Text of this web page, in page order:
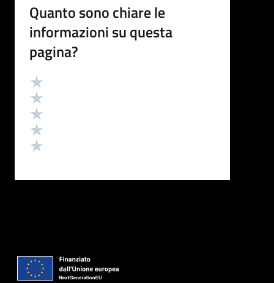
Quanto sono chiare le
informazioni su questa
pagina?
Valutazione